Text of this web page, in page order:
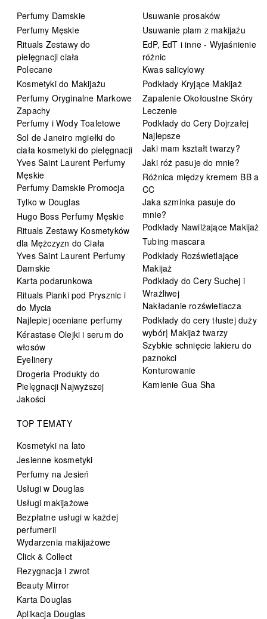
Perfumy Damskie
Perfumy Męskie
Rituals Zestawy do
pielęgnacji ciała
Polecane
Kosmetyki do Makijażu
Perfumy Oryginalne Markowe
Zapachy
Perfumy i Wody Toaletowe
Sol de Janeiro mgiełki do
ciała kosmetyki do pielęgnacji
Yves Saint Laurent Perfumy
Męskie
Perfumy Damskie Promocja
Tylko w Douglas
Hugo Boss Perfumy Męskie
Rituals Zestawy Kosmetyków
dla Mężczyzn do Ciała
Yves Saint Laurent Perfumy
Damskie
Karta podarunkowa
Rituals Pianki pod Prysznic i
do Mycia
Najlepiej oceniane perfumy
Kérastase Olejki i serum do
włosów
Eyelinery
Drogeria Produkty do
Pielęgnacji Najwyższej
Jakości
Usuwanie prosaków
Usuwanie plam z makijażu
EdP, EdT i inne - Wyjaśnienie
różnic
Kwas salicylowy
Podkłady Kryjące Makijaż
Zapalenie Okołoustne Skóry
Leczenie
Podkłady do Cery Dojrzałej
Najlepsze
Jaki mam kształt twarzy?
Jaki róż pasuje do mnie?
Różnica między kremem BB a
CC
Jaka szminka pasuje do
mnie?
Podkłady Nawilżające Makijaż
Tubing mascara
Podkłady Rozświetlające
Makijaż
Podkłady do Cery Suchej i
Wrażliwej
Nakładanie rozświetlacza
Podkłady do cery tłustej duży
wybór| Makijaż twarzy
Szybkie schnięcie lakieru do
paznokci
Konturowanie
Kamienie Gua Sha
TOP TEMATY
Kosmetyki na lato
Jesienne kosmetyki
Perfumy na Jesień
Usługi w Douglas
Usługi makijażowe
Bezpłatne usługi w każdej
perfumerii
Wydarzenia makijażowe
Click & Collect
Rezygnacja i zwrot
Beauty Mirror
Karta Douglas
Aplikacja Douglas